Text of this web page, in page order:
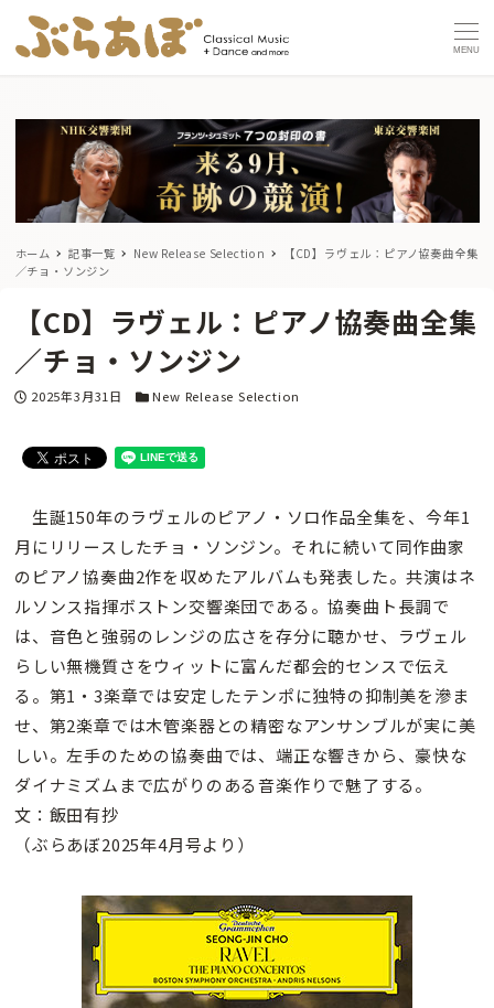
MENU
ホーム 記事一覧 New Release Selection
【CD】ラヴェル：ピアノ協奏曲全集
／チョ・ソンジン
【CD】ラヴェル：ピアノ協奏曲全集
／チョ・ソンジン
投稿日
2025年3月31日 カテゴリー
New Release Selection
生誕150年のラヴェルのピアノ・ソロ作品全集を、今年1
月にリリースしたチョ・ソンジン。それに続いて同作曲家
のピアノ協奏曲2作を収めたアルバムも発表した。共演はネ
ルソンス指揮ボストン交響楽団である。協奏曲ト長調で
は、音色と強弱のレンジの広さを存分に聴かせ、ラヴェル
らしい無機質さをウィットに富んだ都会的センスで伝え
る。第1・3楽章では安定したテンポに独特の抑制美を滲ま
せ、第2楽章では木管楽器との精密なアンサンブルが実に美
しい。左手のための協奏曲では、端正な響きから、豪快な
ダイナミズムまで広がりのある音楽作りで魅了する。
文：飯田有抄
（ぶらあぼ2025年4月号より）